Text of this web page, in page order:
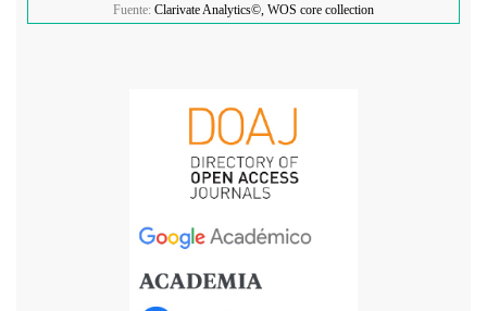
Fuente: Clarivate Analytics©, WOS core collection